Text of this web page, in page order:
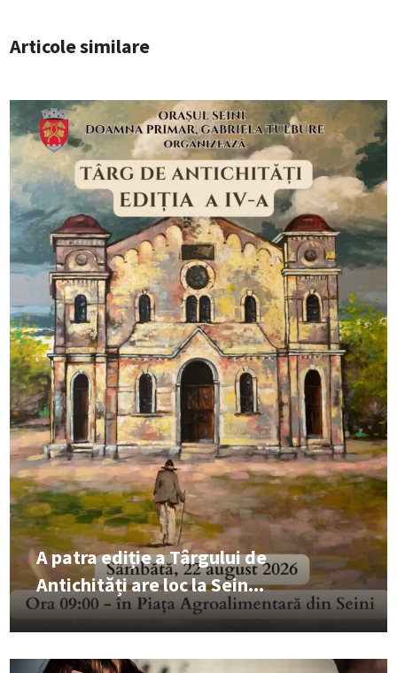
Articole similare
A patra ediție a Târgului de
Antichități are loc la Sein...